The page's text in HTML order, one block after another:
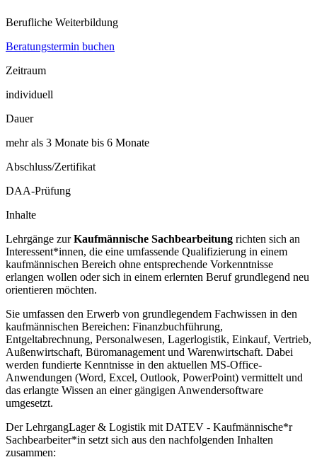
Berufliche Weiterbildung
Beratungstermin buchen
Zeitraum
individuell
Dauer
mehr als 3 Monate bis 6 Monate
Abschluss/Zertifikat
DAA-Prüfung
Inhalte
Lehrgänge zurKaufmännische Sachbearbeitung richten sich an
Interessent*innen, die eine umfassende Qualifizierung in einem
kaufmännischen Bereich ohne entsprechende Vorkenntnisse
erlangen wollen oder sich in einem erlernten Beruf grundlegend neu
orientieren möchten.
Sie umfassen den Erwerb von grundlegendem Fachwissen in den
kaufmännischen Bereichen: Finanzbuchführung,
Entgeltabrechnung, Personalwesen, Lagerlogistik, Einkauf, Vertrieb,
Außenwirtschaft, Büromanagement und Warenwirtschaft. Dabei
werden fundierte Kenntnisse in den aktuellen MS-Office-
Anwendungen (Word, Excel, Outlook, PowerPoint) vermittelt und
das erlangte Wissen an einer gängigen Anwendersoftware
umgesetzt.
Der LehrgangLager & Logistik mit DATEV - Kaufmännische*r
Sachbearbeiter*in setzt sich aus den nachfolgenden Inhalten
zusammen: